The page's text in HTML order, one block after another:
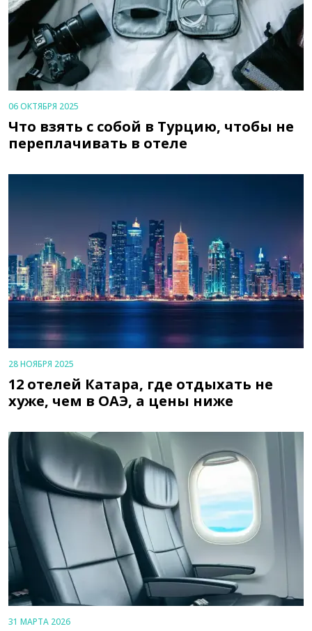
06 ОКТЯБРЯ 2025
Что взять с собой в Турцию, чтобы не
переплачивать в отеле
28 НОЯБРЯ 2025
12 отелей Катара, где отдыхать не
хуже, чем в ОАЭ, а цены ниже
31 МАРТА 2026